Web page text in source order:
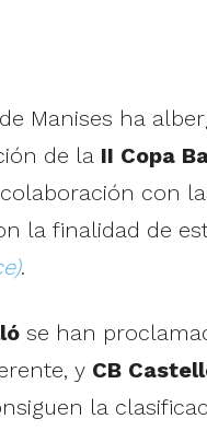
Manises ha
de la II Copa
con
la finalidad de
.
se han
y CB
la